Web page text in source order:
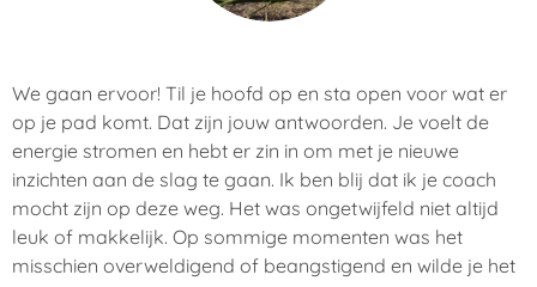
We gaan ervoor! Til je hoofd op en sta open voor wat er
op je pad komt. Dat zijn jouw antwoorden. Je voelt de
energie stromen en hebt er zin in om met je nieuwe
inzichten aan de slag te gaan. Ik ben blij dat ik je coach
mocht zijn op deze weg. Het was ongetwijfeld niet altijd
leuk of makkelijk. Op sommige momenten was het
misschien overweldigend of beangstigend en wilde je het